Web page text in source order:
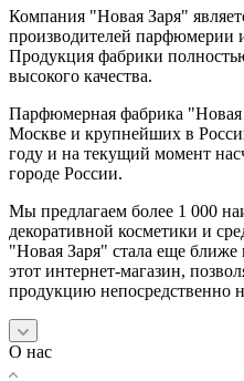
Компания "Новая Заря"
производителей парфюмерии
Продукция фабрики
высокого качества.
Парфюмерная фабрика "Новая
Москве и крупнейших в
году и на текущий момент
городе России.
Мы предлагаем более 1 000
декоративной косметики и
"Новая Заря" стала еще
этот интернет-магазин,
продукцию непосредственно
О нас